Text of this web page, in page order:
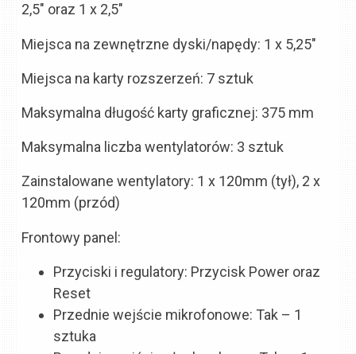
2,5″ oraz 1 x 2,5″
Miejsca na zewnętrzne dyski/napędy: 1 x 5,25″
Miejsca na karty rozszerzeń: 7 sztuk
Maksymalna długość karty graficznej: 375 mm
Maksymalna liczba wentylatorów: 3 sztuk
Zainstalowane wentylatory: 1 x 120mm (tył), 2 x
120mm (przód)
Frontowy panel:
Przyciski i regulatory: Przycisk Power oraz
Reset
Przednie wejście mikrofonowe: Tak – 1
sztuka